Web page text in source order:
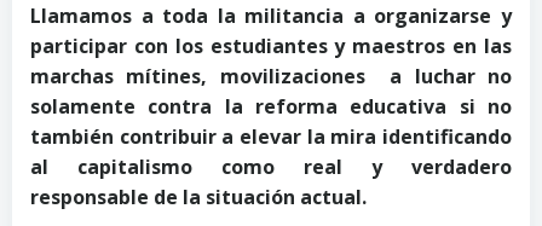
Llamamos a toda la militancia a organizarse y
participar con los estudiantes y maestros en las
marchas mítines, movilizaciones a luchar no
solamente contra la reforma educativa si no
también contribuir a elevar la mira identificando
al capitalismo como real y verdadero
responsable de la situación actual.